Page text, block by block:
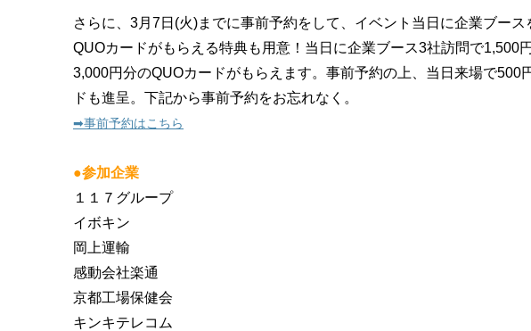
さらに、3月7日(火)までに事前予約をして、イベント当日に企業ブース
QUOカードがもらえる特典も用意！当日に企業ブース3社訪問で1,500
3,000円分のQUOカードがもらえます。 事前予約の上、当日来場で500
ドも進呈。 下記から事前予約をお忘れなく。
➡︎事前予約はこちら
●参加企業
１１７グループ
イボキン
岡上運輸
感動会社楽通
京都工場保健会
キンキテレコム